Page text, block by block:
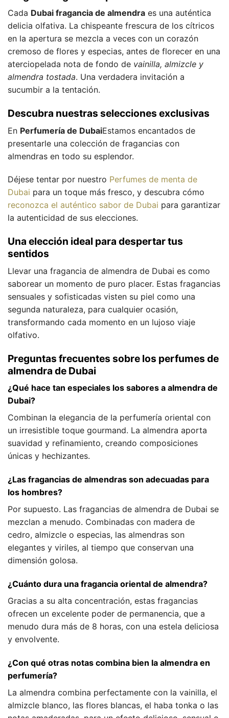
Cada Dubai fragancia de almendra es una auténtica
delicia olfativa. La chispeante frescura de los cítricos
en la apertura se mezcla a veces con un corazón
cremoso de flores y especias, antes de florecer en una
aterciopelada nota de fondo de vainilla, almizcle y
almendra tostada. Una verdadera invitación a
sucumbir a la tentación.
Descubra nuestras selecciones exclusivas
En Perfumería de DubaiEstamos encantados de
presentarle una colección de fragancias con
almendras en todo su esplendor.
Déjese tentar por nuestro Perfumes de menta de
Dubai para un toque más fresco, y descubra cómo
reconozca el auténtico sabor de Dubai para garantizar
la autenticidad de sus elecciones.
Una elección ideal para despertar tus
sentidos
Llevar una fragancia de almendra de Dubai es como
saborear un momento de puro placer. Estas fragancias
sensuales y sofisticadas visten su piel como una
segunda naturaleza, para cualquier ocasión,
transformando cada momento en un lujoso viaje
olfativo.
Preguntas frecuentes sobre los perfumes de
almendra de Dubai
¿Qué hace tan especiales los sabores a almendra de
Dubai?
Combinan la elegancia de la perfumería oriental con
un irresistible toque gourmand. La almendra aporta
suavidad y refinamiento, creando composiciones
únicas y hechizantes.
¿Las fragancias de almendras son adecuadas para
los hombres?
Por supuesto. Las fragancias de almendra de Dubai se
mezclan a menudo. Combinadas con madera de
cedro, almizcle o especias, las almendras son
elegantes y viriles, al tiempo que conservan una
dimensión golosa.
¿Cuánto dura una fragancia oriental de almendra?
Gracias a su alta concentración, estas fragancias
ofrecen un excelente poder de permanencia, que a
menudo dura más de 8 horas, con una estela deliciosa
y envolvente.
¿Con qué otras notas combina bien la almendra en
perfumería?
La almendra combina perfectamente con la vainilla, el
almizcle blanco, las flores blancas, el haba tonka o las